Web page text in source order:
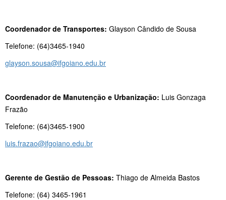
Coordenador de Transportes: Glayson Cândido de Sousa
Telefone: (64)3465-1940
glayson.sousa@ifgoiano.edu.br
Coordenador de Manutenção e Urbanização: Luis Gonzaga
Frazão
Telefone: (64)3465-1900
luis.frazao@ifgoiano.edu.br
Gerente de Gestão de Pessoas: Thiago de Almeida Bastos
Telefone: (64) 3465-1961